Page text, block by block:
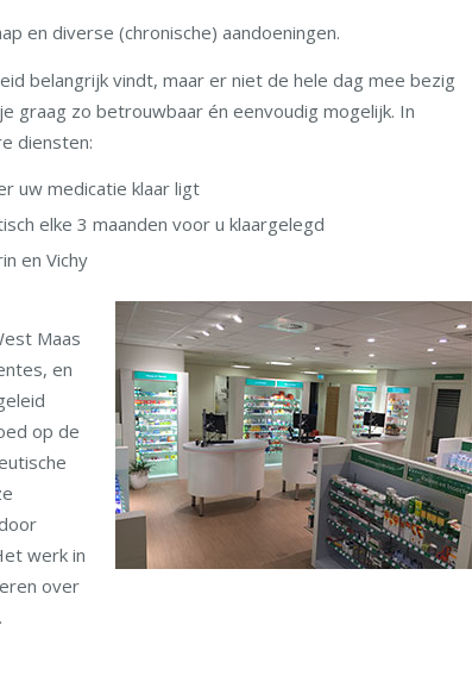
en diverse (chronische) aandoeningen.
belangrijk vindt, maar er niet de hele dag mee bezig
graag zo betrouwbaar én eenvoudig mogelijk. In
diensten:
uw medicatie klaar ligt
elke 3 maanden voor u klaargelegd
en Vichy
Maas
en
op de
werk in
over